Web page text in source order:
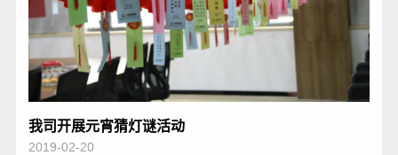
我司开展元宵猜灯谜活动
2019-02-20